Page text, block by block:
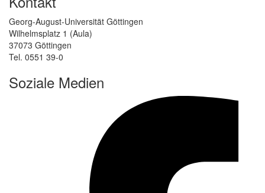
Georg-August-Universität Göttingen
Wilhelmsplatz 1 (Aula)
37073 Göttingen
Tel. 0551 39-0
Soziale Medien